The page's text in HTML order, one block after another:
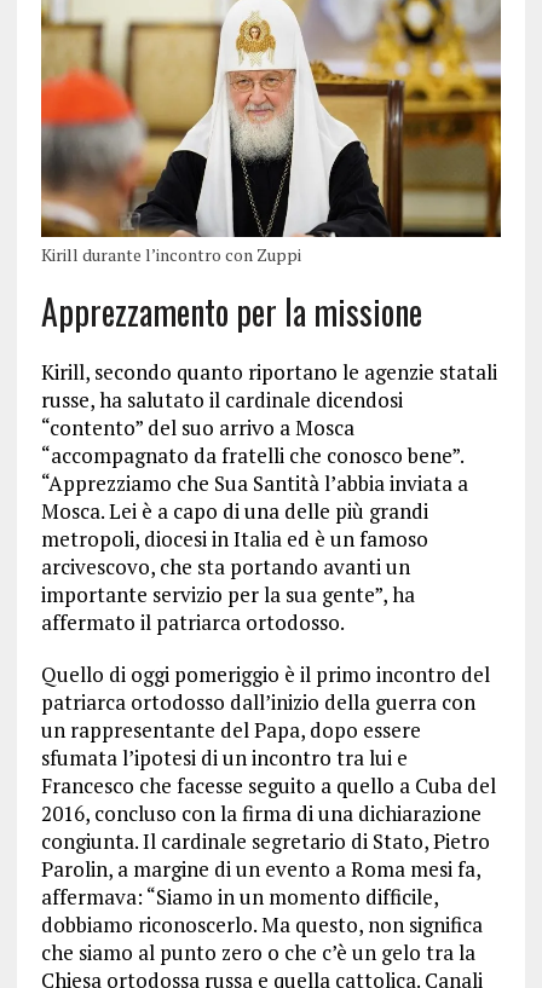
Kirill durante l’incontro con Zuppi
Apprezzamento per la missione
Kirill, secondo quanto riportano le agenzie statali
russe, ha salutato il cardinale dicendosi
“contento” del suo arrivo a Mosca
“accompagnato da fratelli che conosco bene”.
“Apprezziamo che Sua Santità l’abbia inviata a
Mosca. Lei è a capo di una delle più grandi
metropoli, diocesi in Italia ed è un famoso
arcivescovo, che sta portando avanti un
importante servizio per la sua gente”, ha
affermato il patriarca ortodosso.
Quello di oggi pomeriggio è il primo incontro del
patriarca ortodosso dall’inizio della guerra con
un rappresentante del Papa, dopo essere
sfumata l’ipotesi di un incontro tra lui e
Francesco che facesse seguito a quello a Cuba del
2016, concluso con la firma di una dichiarazione
congiunta. Il cardinale segretario di Stato, Pietro
Parolin, a margine di un evento a Roma mesi fa,
affermava: “Siamo in un momento difficile,
dobbiamo riconoscerlo. Ma questo, non significa
che siamo al punto zero o che c’è un gelo tra la
Chiesa ortodossa russa e quella cattolica. Canali